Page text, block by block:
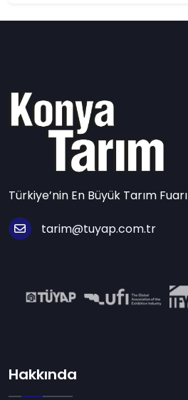
Türkiye’nin En Büyük Tarım Fuarı
tarim@tuyap.com.tr
Hakkında